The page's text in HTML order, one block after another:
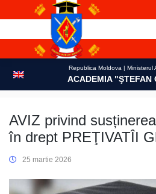
Republica Moldova | Ministerul
ACADEMIA "ŞTEFAN
AVIZ privind
în drept PREŢIVATÎI
25 martie 2026